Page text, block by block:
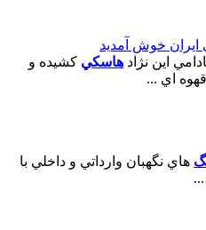
خوش آمديد
اين نژاد هاسکي کشيده و
اي ...
هاي نگهبان وارداتي و داخلي با